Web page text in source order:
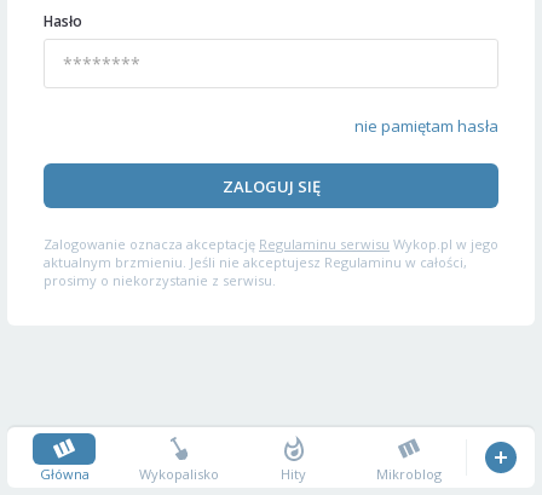
Hasło
nie pamiętam hasła
ZALOGUJ SIĘ
Zalogowanie oznacza akceptację Regulaminu serwisu Wykop.pl w jego
aktualnym brzmieniu. Jeśli nie akceptujesz Regulaminu w całości,
prosimy o niekorzystanie z serwisu.
Główna Wykopalisko Hity Mikroblog